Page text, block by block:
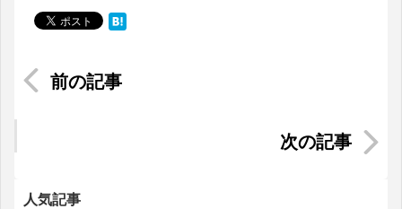
女性視点でみる、マレーシアで生活する・働く魅
【ベトナム】結婚披露宴に参加してきた【文化】
人気記事